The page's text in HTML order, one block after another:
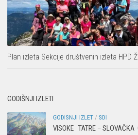
Plan izleta Sekcije društvenih izleta HPD
GODIŠNJI IZLETI
GODISNJI IZLET / SDI
VISOKE TATRE – SLOVAČKA